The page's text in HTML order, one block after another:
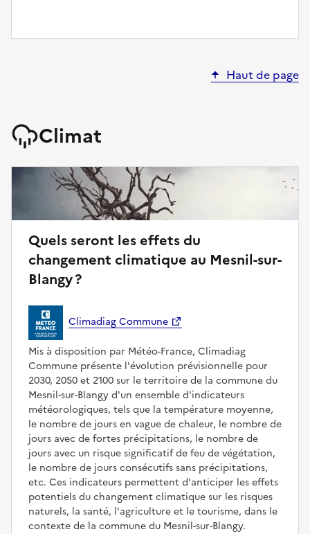
Haut de page
Climat
Quels seront les effets du
changement climatique au Mesnil-sur-
Blangy ?
Climadiag Commune
Mis à disposition par Météo-France, Climadiag
Commune présente l'évolution prévisionnelle pour
2030, 2050 et 2100 sur le territoire de la commune du
Mesnil-sur-Blangy d'un ensemble d'indicateurs
météorologiques, tels que la température moyenne,
le nombre de jours en vague de chaleur, le nombre de
jours avec de fortes précipitations, le nombre de
jours avec un risque significatif de feu de végétation,
le nombre de jours consécutifs sans précipitations,
etc. Ces indicateurs permettent d'anticiper les effets
potentiels du changement climatique sur les risques
naturels, la santé, l'agriculture et le tourisme, dans le
contexte de la commune du Mesnil-sur-Blangy.